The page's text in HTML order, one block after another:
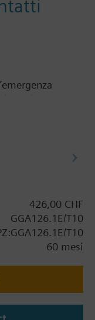
°C) *
con punto
interamente
canale o
426,00 CHF
GGA126.1E/T10
T10
60 mesi